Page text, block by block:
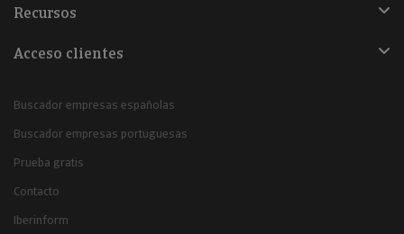
Recursos
Acceso clientes
Buscador empresas españolas
Buscador empresas portuguesas
Prueba gratis
Contacto
Iberinform